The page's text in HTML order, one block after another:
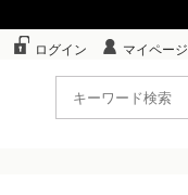
ログイン マイページ